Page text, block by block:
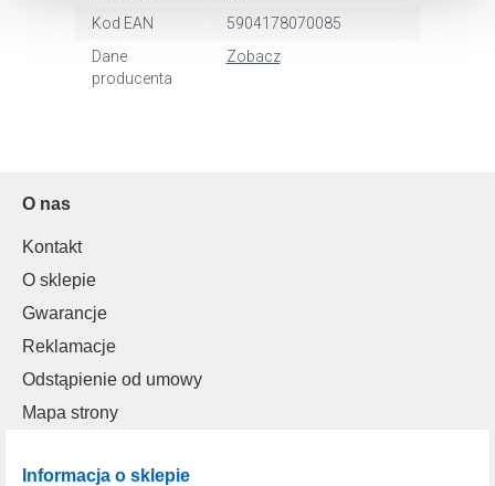
plikach cookie”.
Kod EAN
5904178070085
Dane
producenta
Zobacz
O nas
Kontakt
O sklepie
Gwarancje
Reklamacje
Odstąpienie od umowy
Mapa strony
Informacja o sklepie